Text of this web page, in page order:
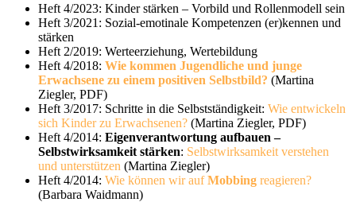
Heft 4/2023: Kinder stärken – Vorbild und Rollenmodell sein
Heft 3/2021: Sozial-emotinale Kompetenzen (er)kennen und
stärken
Heft 2/2019: Werteerziehung, Wertebildung
Heft 4/2018: Wie kommen Jugendliche und junge
Erwachsene zu einem positiven Selbstbild? (Martina
Ziegler, PDF)
Heft 3/2017: Schritte in die Selbstständigkeit: Wie entwickeln
sich Kinder zu Erwachsenen? (Martina Ziegler, PDF)
Heft 4/2014: Eigenverantwortung aufbauen –
Selbstwirksamkeit stärken: Selbstwirksamkeit verstehen
und unterstützen (Martina Ziegler)
Heft 4/2014: Wie können wir aufMobbing reagieren?
(Barbara Waidmann)